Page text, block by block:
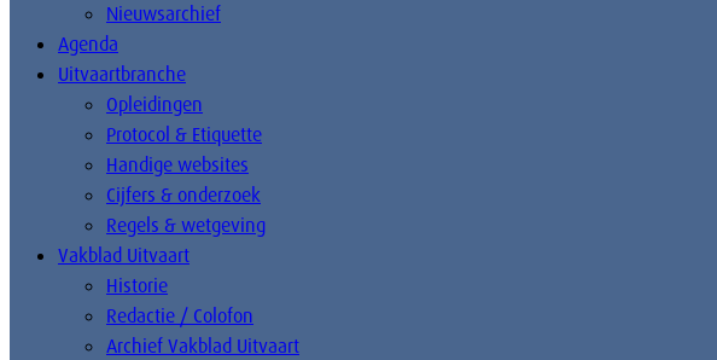
Nieuwsarchief
Agenda
Uitvaartbranche
Opleidingen
Protocol & Etiquette
Handige websites
Cijfers & onderzoek
Regels & wetgeving
Vakblad Uitvaart
Historie
Redactie / Colofon
Archief Vakblad Uitvaart